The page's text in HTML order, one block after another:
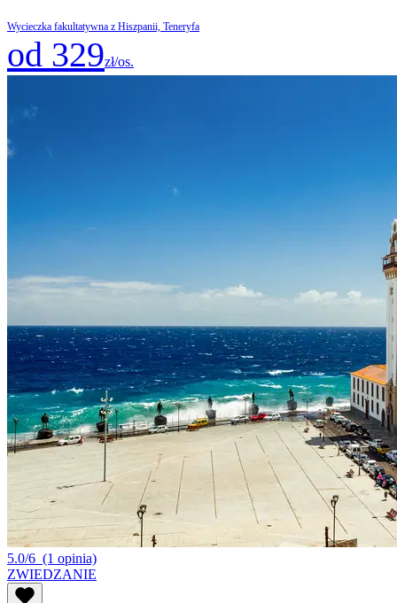
Wycieczka fakultatywna z Hiszpanii, Teneryfa
od 329zł/os.
5.0/6 (1 opinia)
ZWIEDZANIE